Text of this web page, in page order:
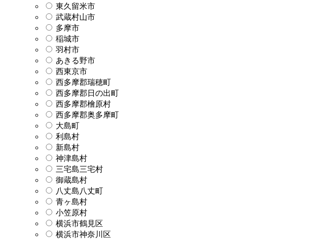
東久留米市
武蔵村山市
多摩市
稲城市
羽村市
あきる野市
西東京市
西多摩郡瑞穂町
西多摩郡日の出町
西多摩郡檜原村
西多摩郡奥多摩町
大島町
利島村
新島村
神津島村
三宅島三宅村
御蔵島村
八丈島八丈町
青ヶ島村
小笠原村
横浜市鶴見区
横浜市神奈川区